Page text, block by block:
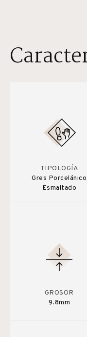
TIPOLOGÍA
Gres Porcelánico
Esmaltado
GROSOR
9.8mm